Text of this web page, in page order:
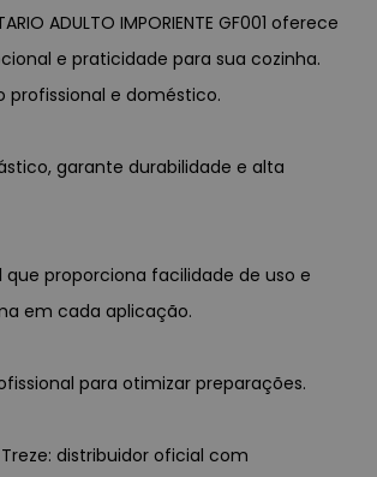
ADULTO IMPORIENTE GF001 oferece
e praticidade para sua cozinha.
profissional e doméstico.
garante durabilidade e alta
que proporciona facilidade de uso e
em cada aplicação.
para otimizar preparações.
distribuidor oficial com